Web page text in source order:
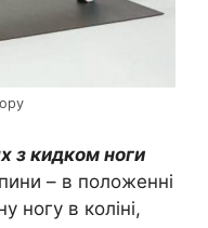
з кидком ноги
– в положенні
ногу в коліні,